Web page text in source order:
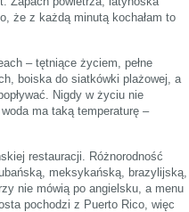
że z każdą minutą kochałam to
– tętniące życiem, pełne
boiska do siatkówki plażowej, a
Nigdy w życiu nie
ma taką temperaturę –
restauracji. Różnorodność
meksykańską, brazylijską,
nie mówią po angielsku, a menu
pochodzi z Puerto Rico, więc